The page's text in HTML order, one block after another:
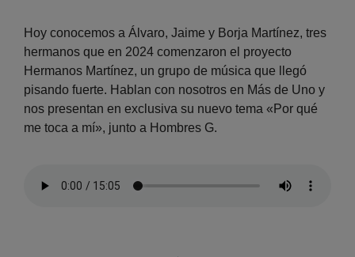
Hoy conocemos a Álvaro, Jaime y Borja Martínez, tres
hermanos que en 2024 comenzaron el proyecto
Hermanos Martínez, un grupo de música que llegó
pisando fuerte. Hablan con nosotros en Más de Uno y
nos presentan en exclusiva su nuevo tema «Por qué
me toca a mí», junto a Hombres G.